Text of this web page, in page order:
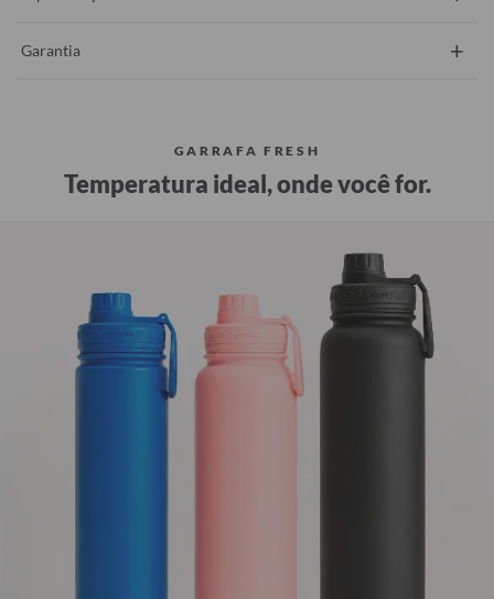
Garantia +
GARRAFA FRESH
Temperatura ideal, onde você for.